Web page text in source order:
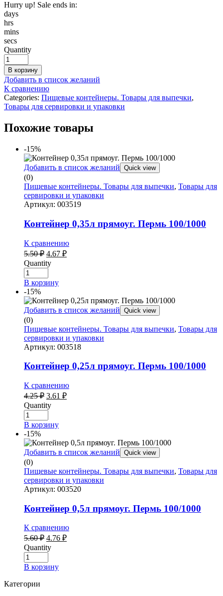
Hurry up! Sale ends in:
days
hrs
mins
secs
Quantity
В корзину
Добавить в список желаний
К сравнению
Categories: Пищевые контейнеры. Товары для выпечки,
Товары для сервировки и упаковки
Похожие товары
-15%
Добавить в список желаний Quick view
(0)
Пищевые контейнеры. Товары для выпечки, Товары для
сервировки и упаковки
Артикул: 003519
Контейнер 0,35л прямоуг. Пермь 100/1000
К сравнению
5.50₽ Первоначальная
цена
составляла
5.50 ₽.
4.67 ₽Текущая
Quantity
В корзину
-15%
Добавить в список желаний Quick view
(0)
Пищевые контейнеры. Товары для выпечки, Товары для
сервировки и упаковки
Артикул: 003518
Контейнер 0,25л прямоуг. Пермь 100/1000
К сравнению
4.25₽ Первоначальная
цена
составляла
4.25 ₽.
3.61 ₽Текущая
Quantity
В корзину
-15%
Добавить в список желаний Quick view
(0)
Пищевые контейнеры. Товары для выпечки, Товары для
сервировки и упаковки
Артикул: 003520
Контейнер 0,5л прямоуг. Пермь 100/1000
К сравнению
5.60₽ Первоначальная
цена
составляла
5.60 ₽.
4.76 ₽Текущая
Quantity
В корзину
Категории